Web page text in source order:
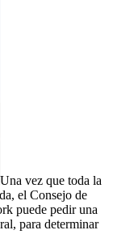
Una vez que toda la
el Consejo de
puede pedir una
para determinar